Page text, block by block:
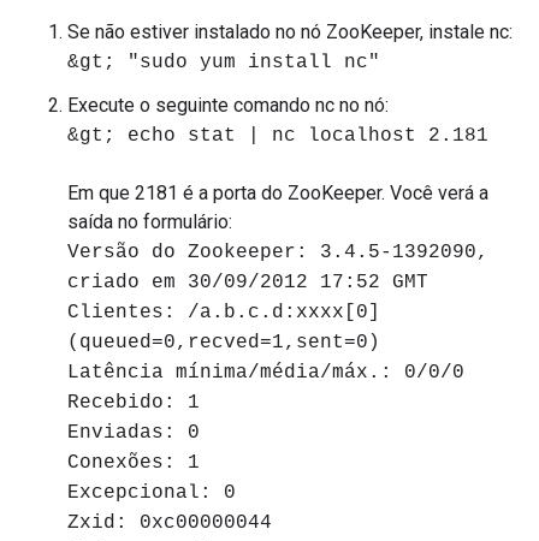
Se não estiver instalado no nó ZooKeeper, instale nc:
&gt; "sudo yum install nc"
Execute o seguinte comando nc no nó:
&gt; echo stat | nc localhost 2.181
Em que 2181 é a porta do ZooKeeper. Você verá a
saída no formulário:
Versão do Zookeeper: 3.4.5-1392090,
criado em 30/09/2012 17:52 GMT
Clientes: /a.b.c.d:xxxx[0]
(queued=0,recved=1,sent=0)
Latência mínima/média/máx.: 0/0/0
Recebido: 1
Enviadas: 0
Conexões: 1
Excepcional: 0
Zxid: 0xc00000044